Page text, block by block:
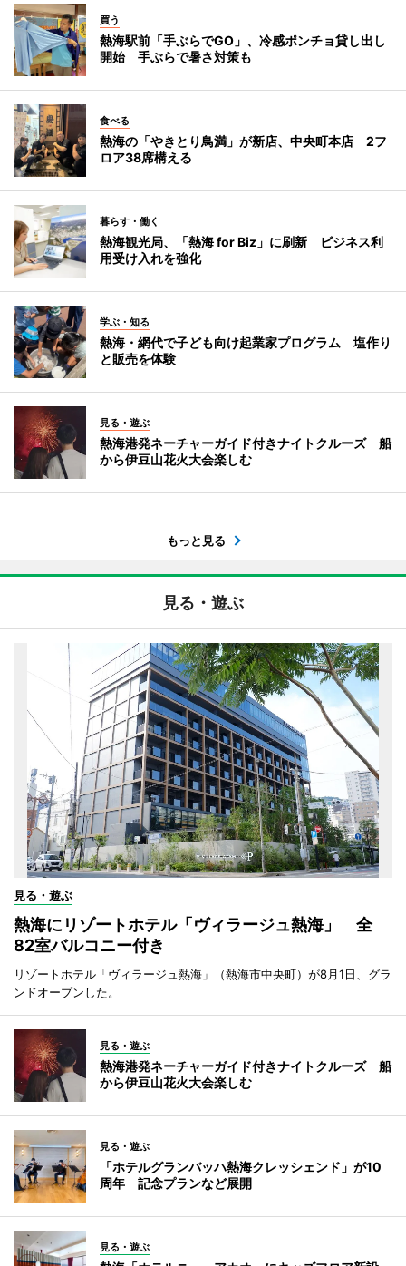
買う
熱海駅前「手ぶらでGO」、冷感ポンチョ貸し出し
開始 手ぶらで暑さ対策も
食べる
熱海の「やきとり鳥満」が新店、中央町本店 2フ
ロア38席構える
暮らす・働く
熱海観光局、「熱海 for Biz」に刷新 ビジネス利
用受け入れを強化
学ぶ・知る
熱海・網代で子ども向け起業家プログラム 塩作り
と販売を体験
見る・遊ぶ
熱海港発ネーチャーガイド付きナイトクルーズ 船
から伊豆山花火大会楽しむ
もっと見る
見る・遊ぶ
見る・遊ぶ
熱海にリゾートホテル「ヴィラージュ熱海」 全
82室バルコニー付き
リゾートホテル「ヴィラージュ熱海」（熱海市中央町）が8月1日、グラ
ンドオープンした。
見る・遊ぶ
熱海港発ネーチャーガイド付きナイトクルーズ 船
から伊豆山花火大会楽しむ
見る・遊ぶ
「ホテルグランバッハ熱海クレッシェンド」が10
周年 記念プランなど展開
見る・遊ぶ